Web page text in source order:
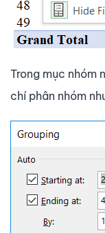
Trong mục nhóm
chí phân nhóm